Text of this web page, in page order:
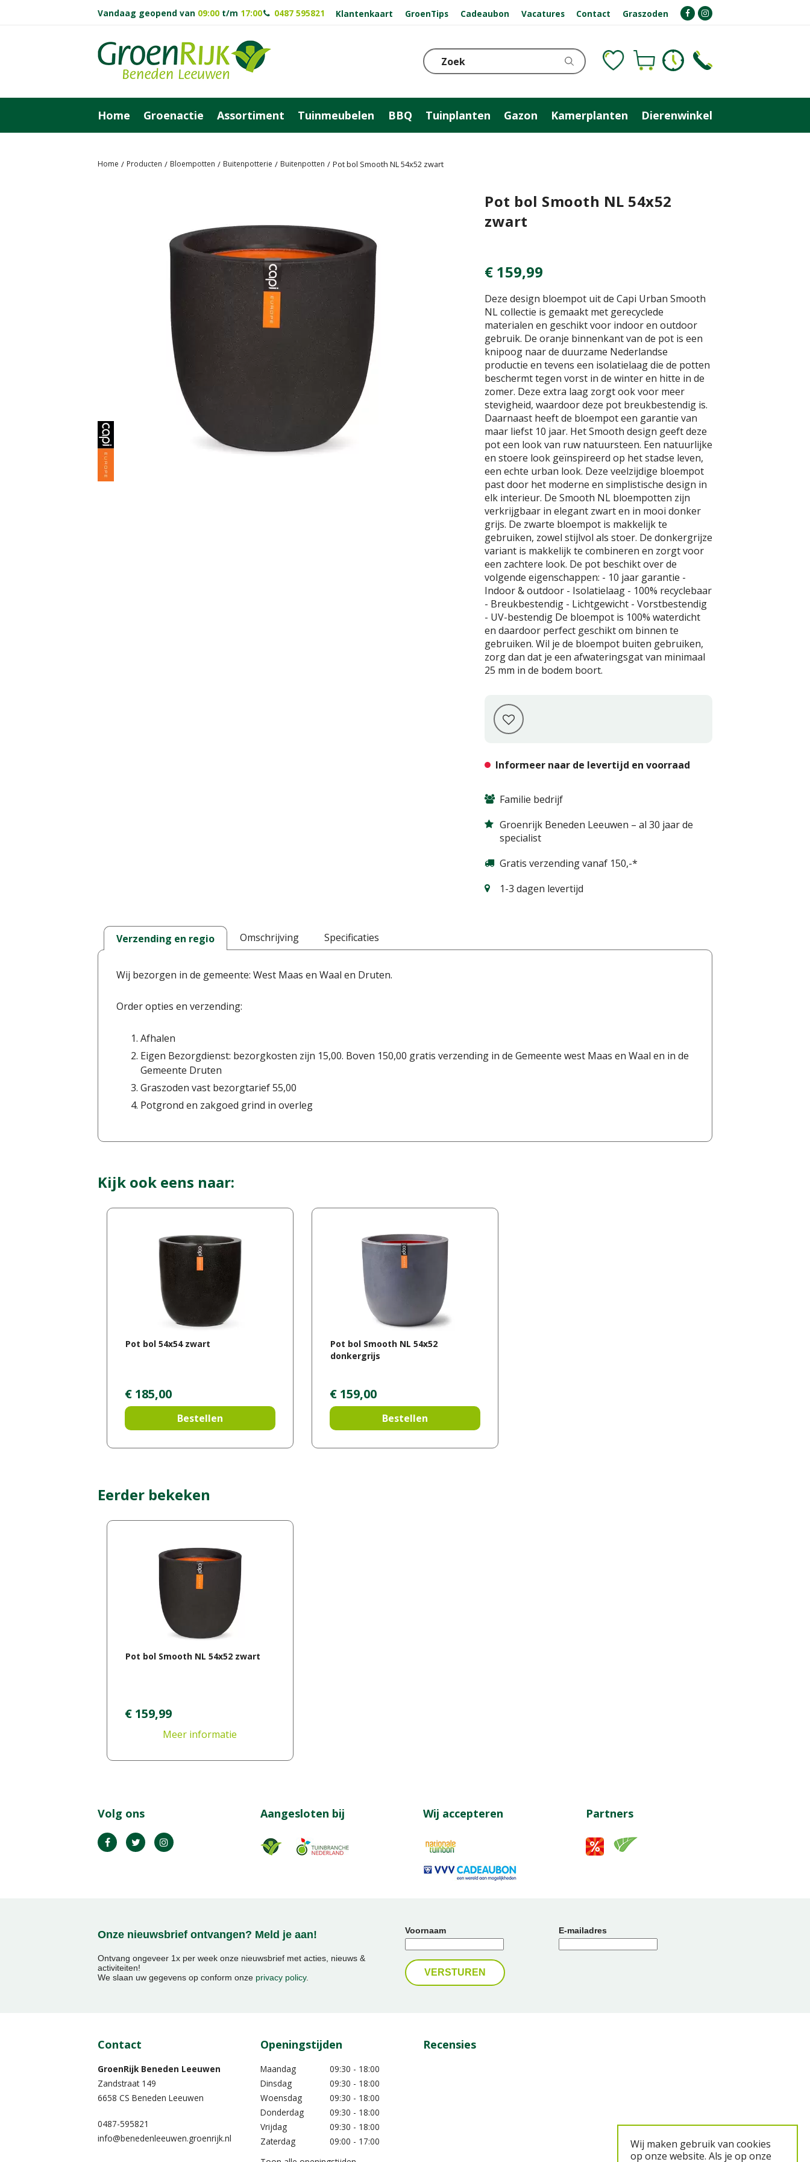
Home Producten Bloempotten Buitenpotterie Buitenpotten Pot bol Smooth NL 54x52 zwart
Vandaag geopend van 09:00 t/m 17:00 0487 595821 Klantenkaart GroenTips Cadeaubon Vacatures Contact Graszoden
Home Groenactie Assortiment Tuinmeubelen BBQ Tuinplanten Gazon Kamerplanten Dierenwinkel
Pot bol Smooth NL 54x52
zwart
€ 159,99
Deze design bloempot uit de Capi Urban Smooth
NL collectie is gemaakt met gerecyclede
materialen en geschikt voor indoor en outdoor
gebruik. De oranje binnenkant van de pot is een
knipoog naar de duurzame Nederlandse
productie en tevens een isolatielaag die de potten
beschermt tegen vorst in de winter en hitte in de
zomer. Deze extra laag zorgt ook voor meer
stevigheid, waardoor deze pot breukbestendig is.
Daarnaast heeft de bloempot een garantie van
maar liefst 10 jaar. Het Smooth design geeft deze
pot een look van ruw natuursteen. Een natuurlijke
en stoere look geïnspireerd op het stadse leven,
een echte urban look. Deze veelzijdige bloempot
past door het moderne en simplistische design in
elk interieur. De Smooth NL bloempotten zijn
verkrijgbaar in elegant zwart en in mooi donker
grijs. De zwarte bloempot is makkelijk te
gebruiken, zowel stijlvol als stoer. De donkergrijze
variant is makkelijk te combineren en zorgt voor
een zachtere look. De pot beschikt over de
volgende eigenschappen: - 10 jaar garantie -
Indoor & outdoor - Isolatielaag - 100% recyclebaar
- Breukbestendig - Lichtgewicht - Vorstbestendig
- UV-bestendig De bloempot is 100% waterdicht
en daardoor perfect geschikt om binnen te
gebruiken. Wil je de bloempot buiten gebruiken,
zorg dan dat je een afwateringsgat van minimaal
25 mm in de bodem boort.
Informeer naar de levertijd en voorraad
Familie bedrijf
Groenrijk Beneden Leeuwen – al 30 jaar de
specialist
Gratis verzending vanaf 150,-*
1-3 dagen levertijd
Verzending en regio Omschrijving Specificaties
Wij bezorgen in de gemeente: West Maas en Waal en Druten.
Order opties en verzending:
Afhalen
Eigen Bezorgdienst: bezorgkosten zijn 15,00. Boven 150,00 gratis verzending in de Gemeente west Maas en Waal en in de
Gemeente Druten
Graszoden vast bezorgtarief 55,00
Potgrond en zakgoed grind in overleg
Kijk ook eens naar:
Pot bol 54x54 zwart
€ 185,00
Bestellen
Pot bol Smooth NL 54x52
donkergrijs
€ 159,00
Bestellen
Eerder bekeken
Pot bol Smooth NL 54x52 zwart
€ 159,99
Meer informatie
Volg ons Aangesloten bij Wij accepteren Partners
Onze nieuwsbrief ontvangen? Meld je aan!
Ontvang ongeveer 1x per week onze nieuwsbrief met acties, nieuws &
activiteiten!
We slaan uw gegevens op conform onze privacy policy.
Voornaam E-mailadres
Contact
GroenRijk Beneden Leeuwen​
Zandstraat 149
6658 CS Beneden Leeuwen
0487-595821
info@benedenleeuwen.groenrijk.nl
Openingstijden
Maandag
09:30 - 18:00
Dinsdag
09:30 - 18:00
Woensdag
09:30 - 18:00
Donderdag
09:30 - 18:00
Vrijdag
09:30 - 18:00
Zaterdag
09:00 - 17:00
Recensies
Wij maken gebruik van cookies
op onze website. Als je op onze